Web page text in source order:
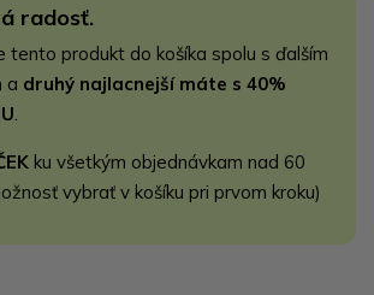
radosť.
tento produkt do košíka spolu s ďalším
a druhý najlacnejší máte s 40%
ku všetkým objednávkam nad 60
vybrať v košíku pri prvom kroku)